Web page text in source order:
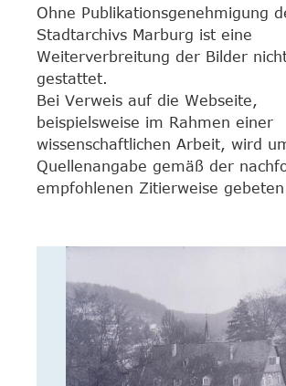
Ohne Publikationsgenehmigung
Stadtarchivs Marburg ist eine
Weiterverbreitung der Bilder
gestattet.
Bei Verweis auf die Webseite,
beispielsweise im Rahmen einer
wissenschaftlichen Arbeit, wird
Quellenangabe gemäß der
empfohlenen Zitierweise